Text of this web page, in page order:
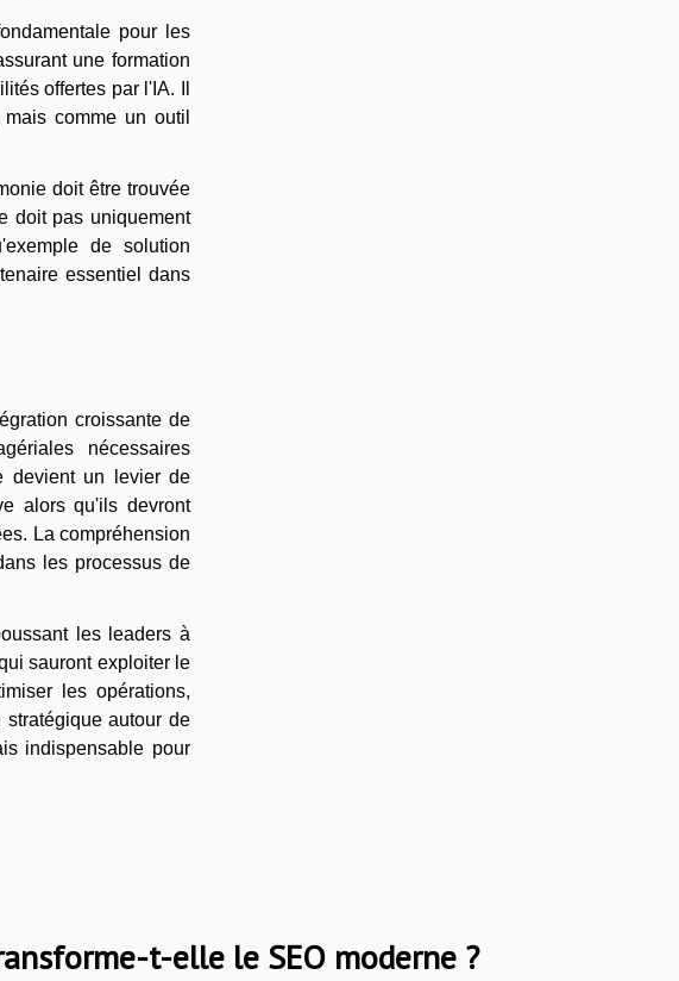
pour les
une formation
offertes par l'IA. Il
comme un outil
doit être trouvée
doit pas uniquement
de solution
essentiel dans
croissante de
nécessaires
devient un levier de
alors qu'ils devront
La compréhension
les processus de
les leaders à
sauront exploiter le
les opérations,
autour de
indispensable pour
t-elle le SEO moderne ?